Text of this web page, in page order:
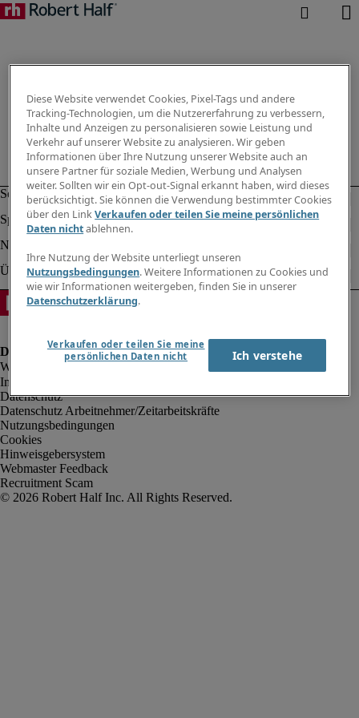
Impressum
Datenschutz
Datenschutz Arbeitnehmer/Zeitarbeitskräfte
Nutzungsbedingungen
Cookies
Hinweisgebersystem
Webmaster Feedback
Recruitment Scam
Diese Website verwendet Cookies, Pixel-Tags und andere
Tracking-Technologien, um die Nutzererfahrung zu verbessern,
Inhalte und Anzeigen zu personalisieren sowie Leistung und
Verkehr auf unserer Website zu analysieren. Wir geben
Informationen über Ihre Nutzung unserer Website auch an
unsere Partner für soziale Medien, Werbung und Analysen
weiter. Sollten wir ein Opt-out-Signal erkannt haben, wird dieses
berücksichtigt. Sie können die Verwendung bestimmter Cookies
über den LinkVerkaufen oder teilen Sie meine persönlichen
Daten nichtablehnen.
Ihre Nutzung der Website unterliegt unseren
Nutzungsbedingungen. Weitere Informationen zu Cookies und
wie wir Informationen weitergeben, finden Sie in unserer
Datenschutzerklärung.
Verkaufen oder teilen Sie meine
persönlichen Daten nicht
Ich verstehe